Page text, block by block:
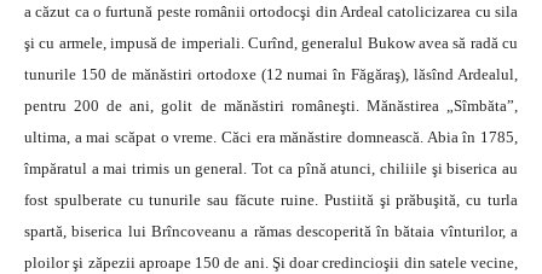
a căzut ca o furtună peste românii ortodocşi din Ardeal catolicizarea cu sila
şi cu armele, impusă de imperiali. Curînd, generalul Bukow avea să radă cu
tunurile 150 de mănăstiri ortodoxe (12 numai în Făgăraş), lăsînd Ardealul,
pentru 200 de ani, golit de mănăstiri româneşti. Mănăstirea „Sîmbăta”,
ultima, a mai scăpat o vreme. Căci era mănăstire domnească. Abia în 1785,
împăratul a mai trimis un general. Tot ca pînă atunci, chiliile şi biserica au
fost spulberate cu tunurile sau făcute ruine. Pustiită şi prăbuşită, cu turla
spartă, biserica lui Brîncoveanu a rămas descoperită în bătaia vînturilor, a
ploilor şi zăpezii aproape 150 de ani. Şi doar credincioşii din satele vecine,